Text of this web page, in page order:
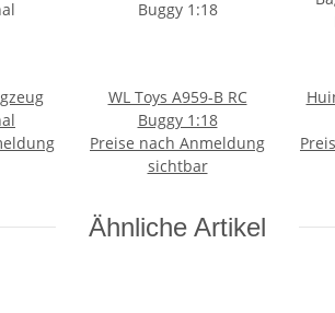
WL Toys A959-B RC
Buggy 1:18
Preise nach Anmeldung
sichtbar
Ähnliche Artikel